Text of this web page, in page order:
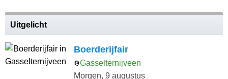
Uitgelicht
Boerderijfair
Gasselternijveen
Morgen, 9 augustus